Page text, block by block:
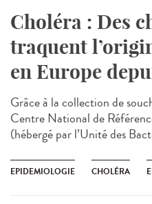
Choléra : Des
traquent
en Europe
Grâce à la collection de
Centre National de
(hébergé par l’Unité des
EPIDEMIOLOGIE CHOLÉRA